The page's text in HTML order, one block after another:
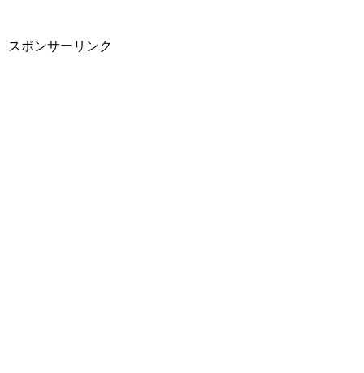
スポンサーリンク